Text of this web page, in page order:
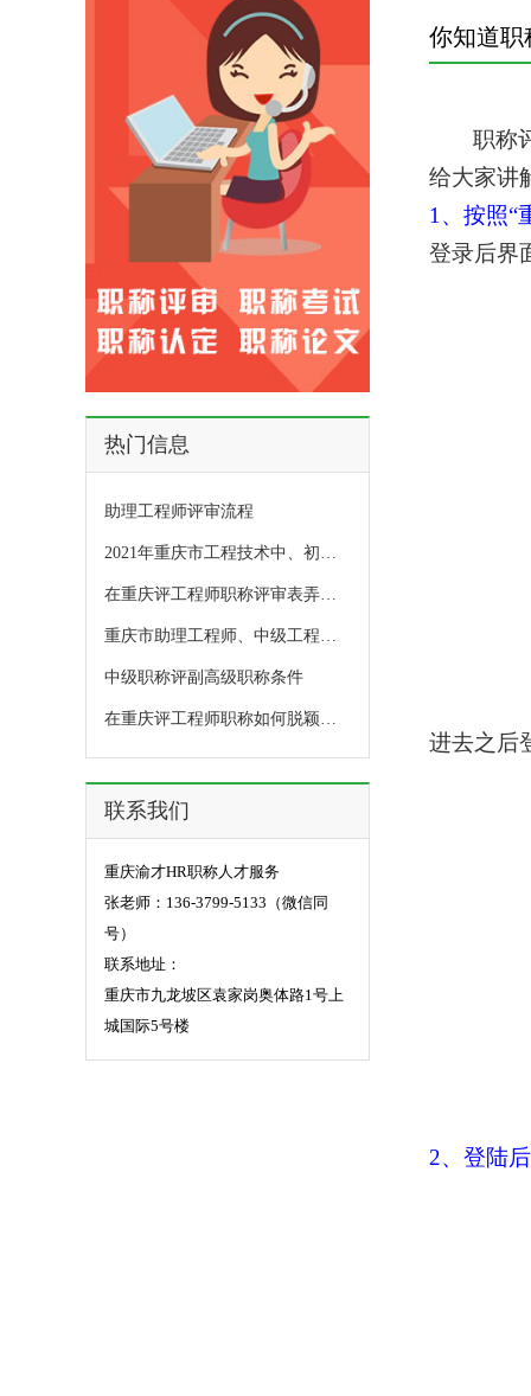
热门信息
助理工程师评审流程
中级职称评副高级职称条件
联系我们
重庆渝才HR职称人才服务
张老师：136-3799-5133（微信同
号）
联系地址：
重庆市九龙坡区袁家岗奥体路1号上
城国际5号楼
你知道职
职称
给大家讲
1、按照“
登录后界
进去之后
2、登陆